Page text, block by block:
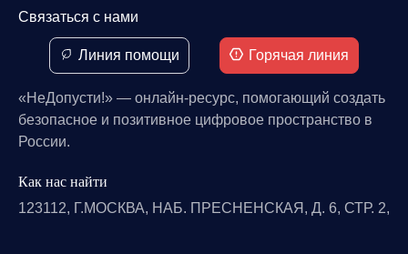
Связаться с нами
Линия помощи Горячая линия
«НеДопусти!» — онлайн-ресурс, помогающий создать
безопасное и позитивное цифровое пространство в
России.
Как нас найти
123112, Г.МОСКВА, НАБ. ПРЕСНЕНСКАЯ, Д. 6, СТР. 2,